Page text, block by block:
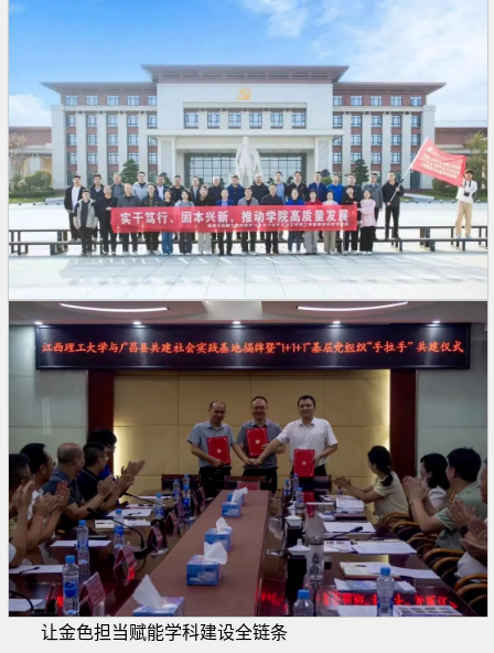
让金色担当赋能学科建设全链条